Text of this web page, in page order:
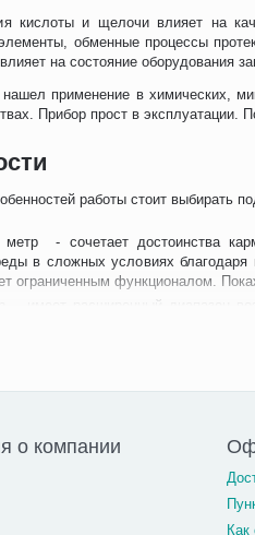
кислоты и щелочи влияет на
обменные процессы
на состояние оборудования
применение в химических,
Прибор прост в
работы стоит выбирать
метр - сочетает достоинства
в сложных условиях
ограниченным функционалом.
– имеет расширенный диапазон
и редокс-потенциал.
содержание солей,
уровня рН один принцип
показателей электродвижущей
о компании
Как